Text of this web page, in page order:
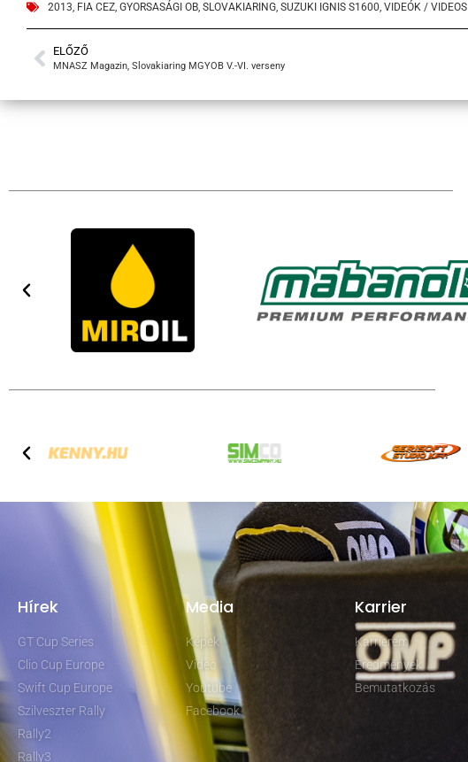
2013, FIA CEZ, GYORSASÁGI OB, SLOVAKIARING, SUZUKI IGNIS S1600, VIDEÓK / VIDEOS
ELŐZŐ
MNASZ Magazin, Slovakiaring MGYOB V.-VI. verseny
Hírek
GT Cup Series
Clio Cup Europe
Swift Cup Europe
Szilveszter Rally
Rally2
Rally3
Media
Képek
Video
Youtube
Facebook
Karrier
Karrierem
Eredmények
Bemutatkozás